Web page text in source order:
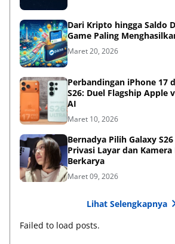
Dari Kripto hingga Saldo
Game Paling
Maret 20, 2026
Perbandingan iPhone 17
S26: Duel Flagship Apple
AI
Maret 10, 2026
Bernadya Pilih Galaxy
Privasi Layar dan
Berkarya
Maret 09, 2026
Lihat Selengkapnya
Failed to load posts.